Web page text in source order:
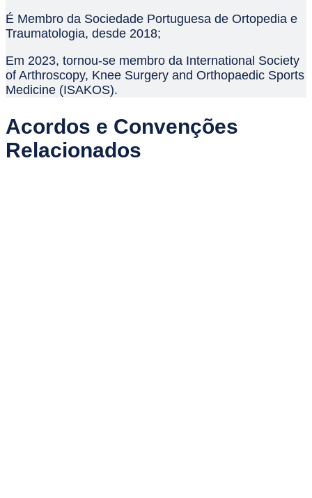
É Membro da Sociedade Portuguesa de Ortopedia e
Traumatologia, desde 2018;
Em 2023, tornou-se membro da International Society
of Arthroscopy, Knee Surgery and Orthopaedic Sports
Medicine (ISAKOS).
Acordos e Convenções
Relacionados